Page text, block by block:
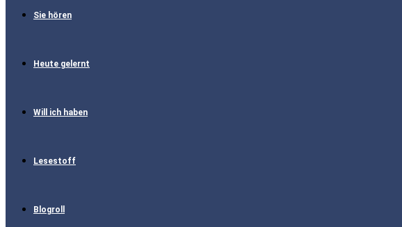
Sie hören
Heute gelernt
Will ich haben
Lesestoff
Blogroll